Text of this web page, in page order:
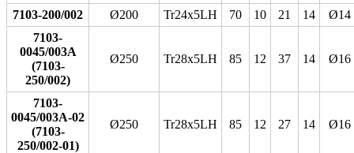
7103-200/002 Ø200 Tr24x5LH 70 10 21 14
Ø14
7103-
0045/003А
(7103-
250/002)
Ø250 Tr28x5LH 85 12 37 14 Ø16
7103-
0045/003А-02
(7103-
250/002-01)
Ø250 Tr28x5LH 85 12 27 14 Ø16